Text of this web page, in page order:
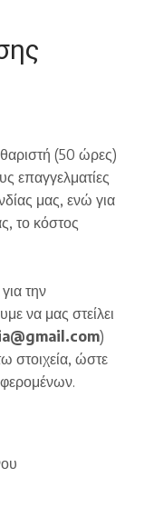
(50 ώρες)
επαγγελματίες
μας, ενώ για
το κόστος
την
να μας στείλει
)
στοιχεία, ώστε